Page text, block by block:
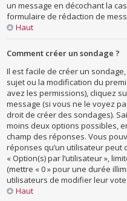
un message en décochant la
formulaire de rédaction de
Haut
Comment créer un sondage ?
Il est facile de créer un
sujet ou la modification du
avez les permissions), cliquez
message (si vous ne le voyez
droit de créer des sondages).
moins deux options possibles,
champ des réponses. Vous
réponses qu’un utilisateur peut
« Option(s) par l’utilisateur »,
(mettre « 0 » pour une durée
utilisateurs de modifier leur vote.
Haut